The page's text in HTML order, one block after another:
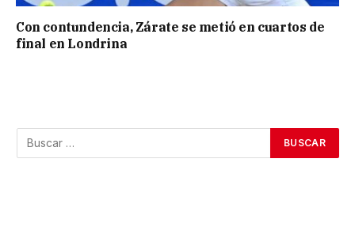
Con contundencia, Zárate se metió en cuartos de
final en Londrina